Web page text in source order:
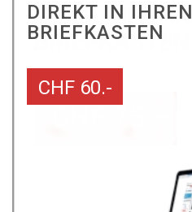
DIREKT IN IHREN
BRIEFKASTEN
CHF 60.-